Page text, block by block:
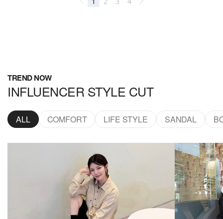
TREND NOW
INFLUENCER STYLE CUT
ALL COMFORT LIFE STYLE SANDAL